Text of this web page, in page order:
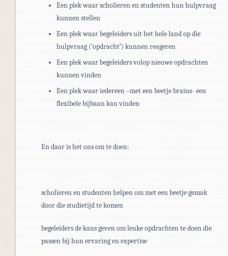
Een plek waar scholieren en studenten hun hulpvraag
kunnen stellen
Een plek waar begeleiders uit het hele land op die
hulpvraag (‘opdracht’) kunnen reageren
Een plek waar begeleiders volop nieuwe opdrachten
kunnen vinden
Een plek waar iedereen –met een beetje brains- een
flexibele bijbaan kan vinden
En daar is het ons om te doen:
scholieren en studenten helpen om met een beetje gemak
door die studietijd te komen
begeleiders de kans geven om leuke opdrachten te doen die
passen bij hun ervaring en expertise